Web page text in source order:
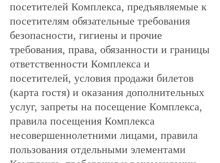
посетителей Комплекса, предъявляемые к
посетителям обязательные требования
безопасности, гигиены и прочие
требования, права, обязанности и границы
ответственности Комплекса и
посетителей, условия продажи билетов
(карта гостя) и оказания дополнительных
услуг, запреты на посещение Комплекса,
правила посещения Комплекса
несовершеннолетними лицами, правила
пользования отдельными элементами